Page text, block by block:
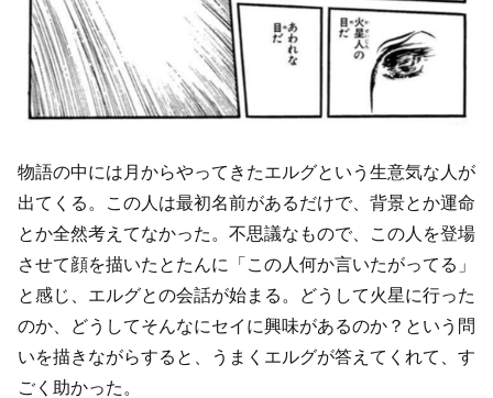
物語の中には月からやってきたエルグという生意気な人が
出てくる。この人は最初名前があるだけで、背景とか運命
とか全然考えてなかった。不思議なもので、この人を登場
させて顔を描いたとたんに「この人何か言いたがってる」
と感じ、エルグとの会話が始まる。どうして火星に行った
のか、どうしてそんなにセイに興味があるのか？という問
いを描きながらすると、うまくエルグが答えてくれて、す
ごく助かった。